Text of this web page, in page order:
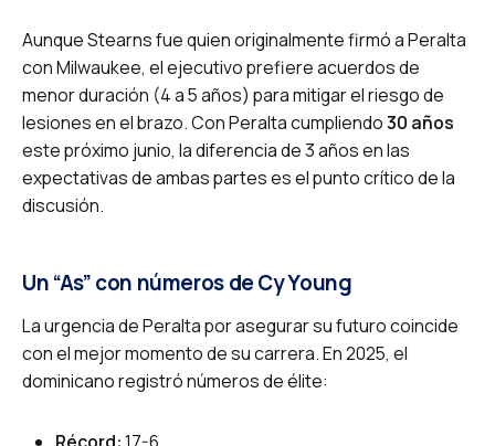
Aunque Stearns fue quien originalmente firmó a Peralta
con Milwaukee, el ejecutivo prefiere acuerdos de
menor duración (4 a 5 años) para mitigar el riesgo de
lesiones en el brazo. Con Peralta cumpliendo30 años
este próximo junio, la diferencia de 3 años en las
expectativas de ambas partes es el punto crítico de la
discusión.
Un “As” con números de Cy Young
La urgencia de Peralta por asegurar su futuro coincide
con el mejor momento de su carrera. En 2025, el
dominicano registró números de élite: